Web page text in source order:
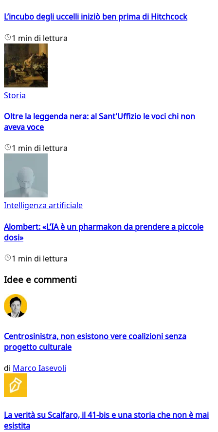
L’incubo degli uccelli iniziò ben prima di Hitchcock
1 min di lettura
Storia
Oltre la leggenda nera: al Sant'Uffizio le voci chi non
aveva voce
1 min di lettura
Intelligenza artificiale
Alombert: «L’IA è un pharmakon da prendere a piccole
dosi»
1 min di lettura
Idee e commenti
Centrosinistra, non esistono vere coalizioni senza
progetto culturale
di Marco Iasevoli
La verità su Scalfaro, il 41-bis e una storia che non è mai
esistita